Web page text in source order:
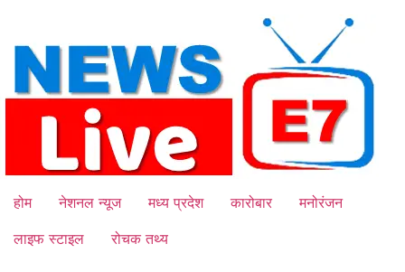
content
होम नेशनल न्यूज मध्य प्रदेश कारोबार
मनोरंजन
लाइफ स्टाइल
रोचक तथ्य